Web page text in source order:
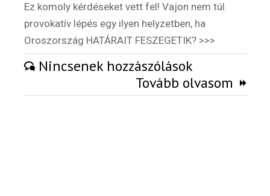
poszter
Ez komoly kérdéseket vett fel! Vajon nem túl
provokatív lépés egy ilyen helyzetben, ha
Oroszország HATÁRAIT FESZEGETIK? >>>
Nincsenek hozzászólások
Tovább olvasom